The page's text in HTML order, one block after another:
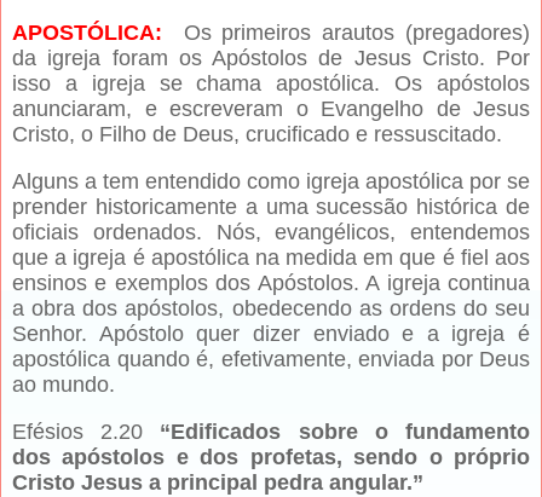
APOSTÓLICA: Os primeiros arautos (pregadores)
da igreja foram os Apóstolos de Jesus Cristo. Por
isso a igreja se chama apostólica. Os apóstolos
anunciaram, e escreveram o Evangelho de Jesus
Cristo, o Filho de Deus, crucificado e ressuscitado.
Alguns a tem entendido como igreja apostólica por se
prender historicamente a uma sucessão histórica de
oficiais ordenados. Nós, evangélicos, entendemos
que a igreja é apostólica na medida em que é fiel aos
ensinos e exemplos dos Apóstolos. A igreja continua
a obra dos apóstolos, obedecendo as ordens do seu
Senhor. Apóstolo quer dizer enviado e a igreja é
apostólica quando é, efetivamente, enviada por Deus
ao mundo.
Efésios 2.20 “Edificados sobre o fundamento
dos apóstolos e dos profetas, sendo o próprio
Cristo Jesus a principal pedra angular.”